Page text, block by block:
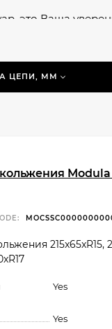
это Ваша
опасным
с
ЦЕПИ, ММ
Modula
215x65xR15,
Yes
Yes